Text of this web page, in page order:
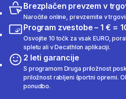
Brezplačen prevzem v
Naročite online, prevzemite v
Program zvestobe – 1 € =
Osvojite 10 točk za vsak EURO,
spletu ali v Decathlon aplikaciji.
2 leti garancije
S programom Druga priložnost
priložnost rabljeni športni opremi.
ponudbo.